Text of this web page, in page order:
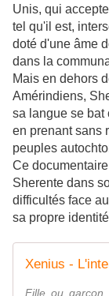
Unis, qui
tel qu'il est,
doté d'une âme
dans la
Mais en dehors
Amérindiens,
sa langue se bat
en prenant sans
peuples
Ce
Sherente dans
difficultés face
sa propre
Fille ou